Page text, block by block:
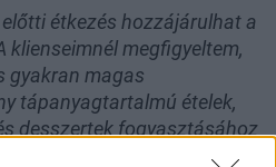
előtti étkezés hozzájárulhat a
klienseimnél megfigyeltem,
gyakran magas
tápanyagtartalmú ételek,
desszertek fogyasztásához